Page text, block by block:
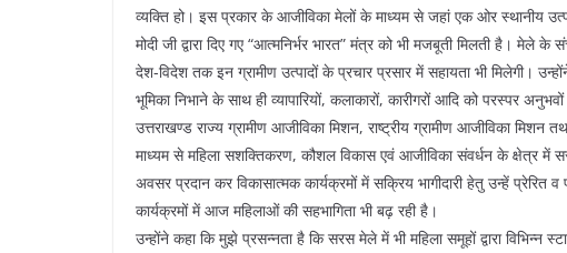
व्यक्ति हो। इस प्रकार के आजीविका मेलों के माध्यम से जहां एक ओर स्थानीय
मोदी जी द्वारा दिए गए “आत्मनिर्भर भारत” मंत्र को भी मजबूती मिलती है। मेले
देश-विदेश तक इन ग्रामीण उत्पादों के प्रचार प्रसार में सहायता भी मिलेगी।
भूमिका निभाने के साथ ही व्यापारियों, कलाकारों, कारीगरों आदि को परस्पर
उत्तराखण्ड राज्य ग्रामीण आजीविका मिशन, राष्ट्रीय ग्रामीण आजीविका
माध्यम से महिला सशक्तिकरण, कौशल विकास एवं आजीविका संवर्धन के क्षेत्र में
अवसर प्रदान कर विकासात्मक कार्यक्रमों में सक्रिय भागीदारी हेतु उन्हें प्रेरित
कार्यक्रमों में आज महिलाओं की सहभागिता भी बढ़ रही है।
उन्होंने कहा कि मुझे प्रसन्नता है कि सरस मेले में भी महिला समूहों द्वारा विभिन्न